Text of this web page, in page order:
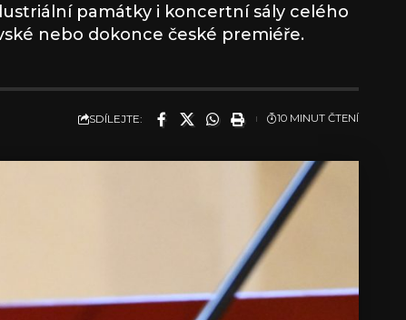
památky i koncertní sály celého
nebo dokonce české premiéře.
SDÍLEJTE: 10 MINUT ČTENÍ